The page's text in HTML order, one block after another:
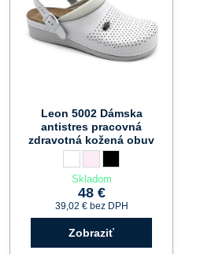
Leon 5002 Dámska
antistres pracovná
zdravotná kožená obuv
Skladom
48 €
39,02 € bez DPH
Zobraziť